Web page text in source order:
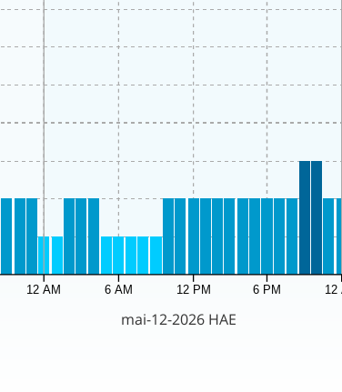
12 AM 6 AM 12 PM 6 PM 12
mai-12-2026 HAE